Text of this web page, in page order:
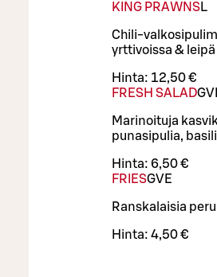
KING PRAWNSL
Chili-
yrttivoissa & leipä
Hinta: 12,50 €
FRESH SALADG
Marinoituja
punasipulia,
Hinta: 6,50 €
FRIESGVE
Ranskalaisia
Hinta: 4,50 €